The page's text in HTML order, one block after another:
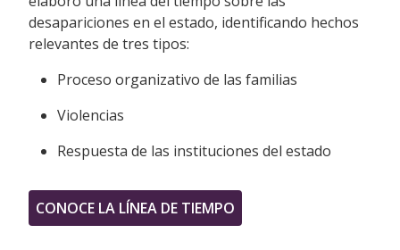
desapariciones en el estado, identificando hechos
relevantes de tres tipos:
Proceso organizativo de las familias
Violencias
Respuesta de las instituciones del estado
CONOCE LA LÍNEA DE TIEMPO